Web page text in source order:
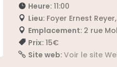
Heure: 11:00
Lieu: Foyer Ernest
Emplacement: 2 rue
Prix: 15€
Site web: Voir le site